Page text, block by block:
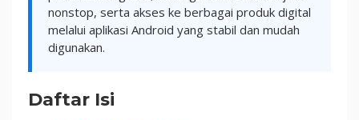
nonstop, serta akses ke berbagai produk digital
melalui aplikasi Android yang stabil dan mudah
digunakan.
Daftar Isi